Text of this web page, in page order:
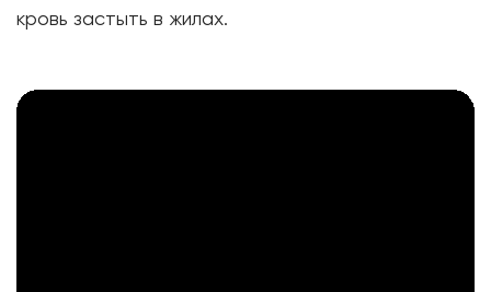
кровь застыть в жилах.